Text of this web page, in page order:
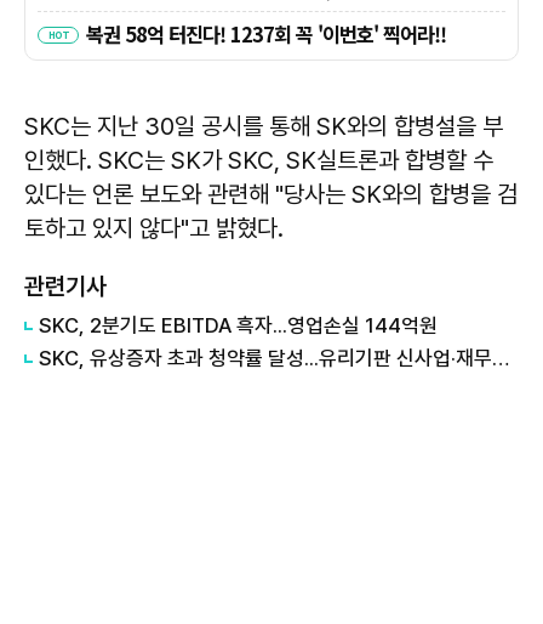
SKC는 지난 30일 공시를 통해 SK와의 합병설을 부
인했다. SKC는 SK가 SKC, SK실트론과 합병할 수
있다는 언론 보도와 관련해 "당사는 SK와의 합병을 검
토하고 있지 않다"고 밝혔다.
관련기사
SKC, 2분기도 EBITDA 흑자...영업손실 144억원
SKC, 유상증자 초과 청약률 달성...유리기판 신사업·재무개선 가속화